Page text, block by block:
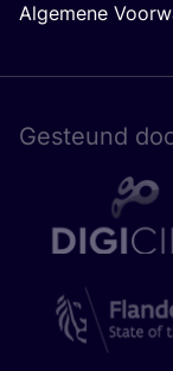
Algemene
Gesteund